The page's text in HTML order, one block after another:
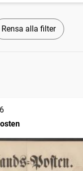
Rensa alla filter